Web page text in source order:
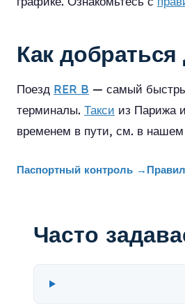
Как
Поезд RER B — самый
терминалы. Такси из Парижа
временем в пути, см. в нашем
Паспортный контроль →
Часто